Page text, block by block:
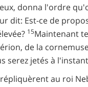
donna l'ordre
dit: Est-ce de
15Maintenant
de la
serez jetés à
au roi